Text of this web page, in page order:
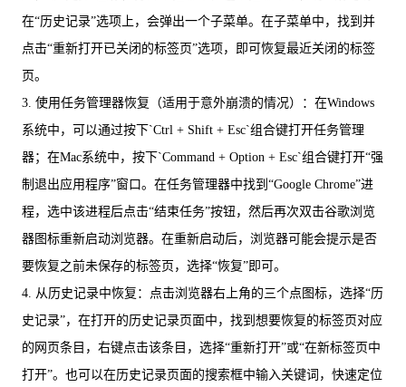
在“历史记录”选项上，会弹出一个子菜单。在子菜单中，找到并
点击“重新打开已关闭的标签页”选项，即可恢复最近关闭的标签
页。
3. 使用任务管理器恢复（适用于意外崩溃的情况）：在Windows
系统中，可以通过按下`Ctrl + Shift + Esc`组合键打开任务管理
器；在Mac系统中，按下`Command + Option + Esc`组合键打开“强
制退出应用程序”窗口。在任务管理器中找到“Google Chrome”进
程，选中该进程后点击“结束任务”按钮，然后再次双击谷歌浏览
器图标重新启动浏览器。在重新启动后，浏览器可能会提示是否
要恢复之前未保存的标签页，选择“恢复”即可。
4. 从历史记录中恢复：点击浏览器右上角的三个点图标，选择“历
史记录”，在打开的历史记录页面中，找到想要恢复的标签页对应
的网页条目，右键点击该条目，选择“重新打开”或“在新标签页中
打开”。也可以在历史记录页面的搜索框中输入关键词，快速定位